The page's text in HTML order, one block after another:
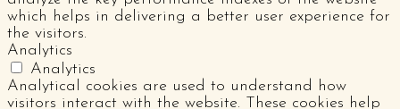
which helps in delivering a better user experience for
the visitors.
Analytics
Analytics
Analytical cookies are used to understand how
visitors interact with the website. These cookies help